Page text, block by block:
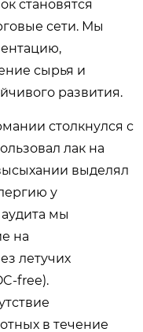
становятся
сети. Мы
сырья и
развития.
столкнулся с
лак на
выделял
у
мы
на
летучих
free).
в течение